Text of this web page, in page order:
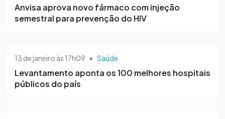
Anvisa aprova novo fármaco com injeção
semestral para prevenção do HIV
13 de janeiro às 17h09 • Saúde
Levantamento aponta os 100 melhores hospitais
públicos do país